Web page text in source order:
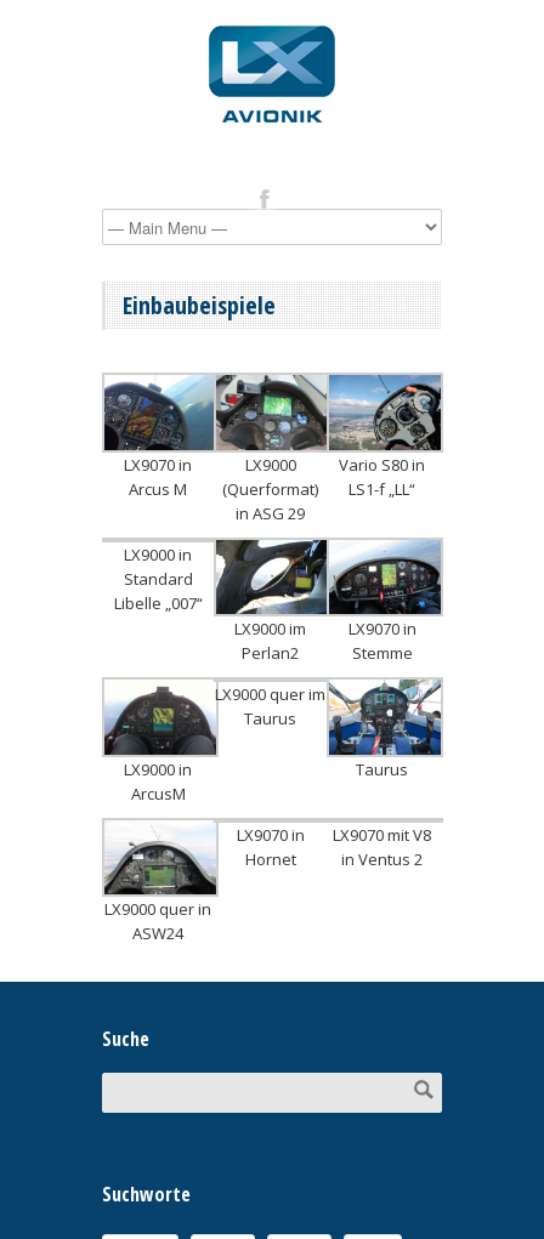
Einbaubeispiele
LX9070 in
Arcus M
LX9000
(Querformat)
in ASG 29
Vario S80 in
LS1-f „LL“
LX9000 in
Standard
Libelle „007“
LX9000 im
Perlan2
LX9070 in
Stemme
LX9000 in
ArcusM
LX9000 quer im
Taurus
Taurus
LX9000 quer in
ASW24
LX9070 in
Hornet
LX9070 mit V8
in Ventus 2
Suche
Suchworte